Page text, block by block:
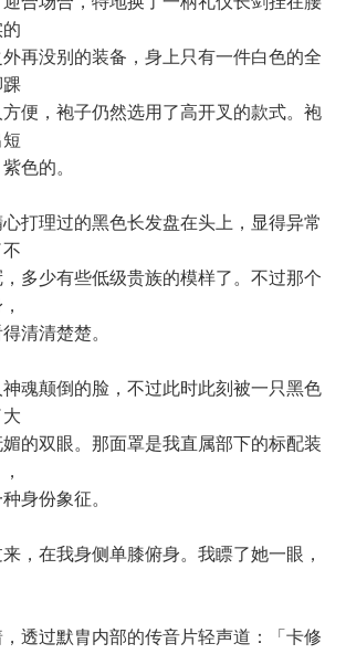
再没别的装备，身上只有一件白色的全
踝
便，袍子仍然选用了高开叉的款式。袍
色的。
理过的黑色长发盘在头上，显得异常
多少有些低级贵族的模样了。不过那个
清清楚楚。
颠倒的脸，不过此时此刻被一只黑色
的双眼。那面罩是我直属部下的标配装
身份象征。
在我身侧单膝俯身。我瞟了她一眼，
过默胄内部的传音片轻声道：「卡修